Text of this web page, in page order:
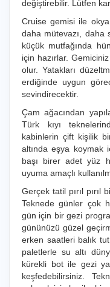
değiştirebilir. Lütfen
Cruise gemisi ile
daha mütevazı, daha
küçük mutfağında
için hazırlar.
olur. Yatakları
erdiğinde uygun
sevindirecektir.
Çam ağacından
Türk kıyı
kabinlerin çift kişilik
altında eşya koymak
başı birer adet yüz
uyuma amaçlı
Gerçek tatil pırıl pırıl
Teknede günler çok
gün için bir gezi
gününüzü güzel
erken saatleri balık
paletlerle su altı
kürekli bot ile gezi
keşfedebilirsiniz.